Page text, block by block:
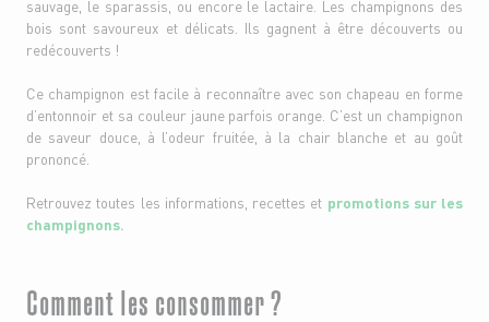
sauvage, le sparassis, ou encore le lactaire. Les champignons des
bois sont savoureux et délicats. Ils gagnent à être découverts ou
redécouverts !
Ce champignon est facile à reconnaître avec son chapeau en forme
d’entonnoir et sa couleur jaune parfois orange. C’est un champignon
de saveur douce, à l’odeur fruitée, à la chair blanche et au goût
prononcé.
Retrouvez toutes les informations, recettes et promotions sur les
champignons.
Comment les consommer ?